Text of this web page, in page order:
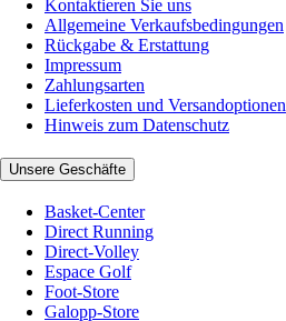
Kontaktieren Sie uns
Allgemeine Verkaufsbedingungen
Rückgabe & Erstattung
Impressum
Zahlungsarten
Lieferkosten und Versandoptionen
Hinweis zum Datenschutz
Unsere Geschäfte
Basket-Center
Direct Running
Direct-Volley
Espace Golf
Foot-Store
Galopp-Store